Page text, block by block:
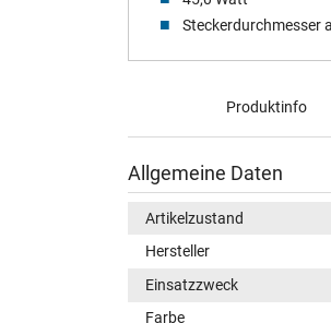
Steckerdurchmesser
Produktinfo
Allgemeine Daten
Artikelzustand
Hersteller
Einsatzzweck
Farbe